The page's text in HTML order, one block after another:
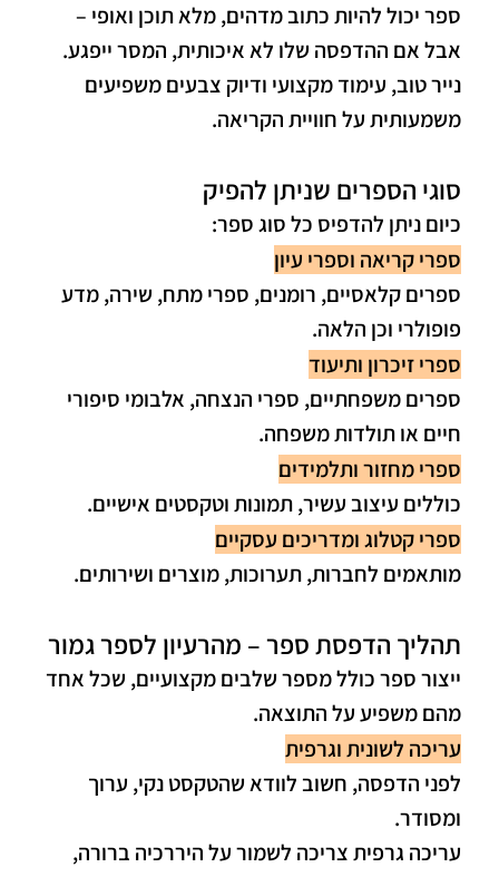
ספר יכול להיות כתוב מדהים, מלא תוכן ואופי –
אבל אם ההדפסה שלו לא איכותית, המסר ייפגע.
נייר טוב, עימוד מקצועי ודיוק צבעים משפיעים
משמעותית על חוויית הקריאה.
סוגי הספרים שניתן להפיק
כיום ניתן להדפיס כל סוג ספר:
ספרי קריאה וספרי עיון
ספרים קלאסיים, רומנים, ספרי מתח, שירה, מדע
פופולרי וכן הלאה.
ספרי זיכרון ותיעוד
ספרים משפחתיים, ספרי הנצחה, אלבומי סיפורי
חיים או תולדות משפחה.
ספרי מחזור ותלמידים
כוללים עיצוב עשיר, תמונות וטקסטים אישיים.
ספרי קטלוג ומדריכים עסקיים
מותאמים לחברות, תערוכות, מוצרים ושירותים.
תהליך הדפסת ספר – מהרעיון לספר גמור
ייצור ספר כולל מספר שלבים מקצועיים, שכל אחד
מהם משפיע על התוצאה.
עריכה לשונית וגרפית
לפני הדפסה, חשוב לוודא שהטקסט נקי, ערוך
ומסודר.
עריכה גרפית צריכה לשמור על היררכיה ברורה,